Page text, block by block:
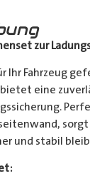
zur
Ihr Fahrzeug
eine
sorgt
und stabil